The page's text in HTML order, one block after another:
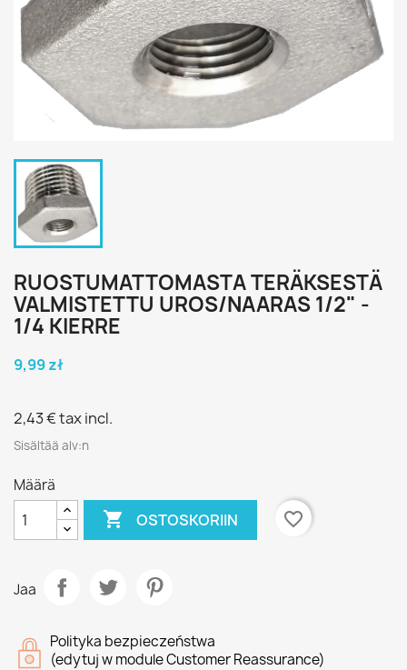
RUOSTUMATTOMASTA TERÄKSESTÄ
VALMISTETTU UROS/NAARAS 1/2" -
1/4 KIERRE
9,99 zł
2,43 €tax incl.
Sisältää alv:n
Määrä
 OSTOSKORIIN favorite_border
Jaa
Polityka bezpieczeństwa
(edytuj w module Customer Reassurance)